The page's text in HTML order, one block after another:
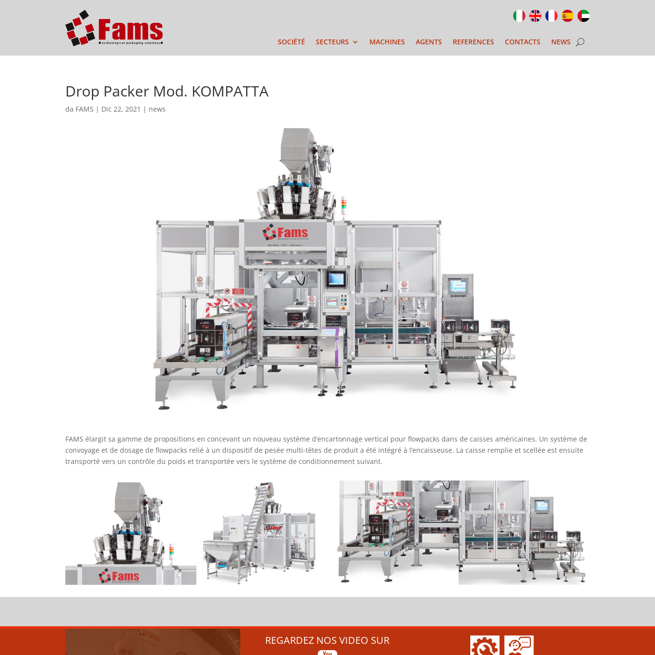
SOCIÉTÉ SECTEURS MACHINES AGENTS REFERENCES CONTACTS NEWS
Drop Packer Mod. KOMPATTA
da FAMS | Dic 22, 2021 | news
FAMS élargit sa gamme de propositions en concevant un nouveau système d’encartonnage vertical pour flowpacks dans de caisses américaines. Un système de
convoyage et de dosage de flowpacks relié à un dispositif de pesée multi-têtes de produit a été intégré à l’encaisseuse. La caisse remplie et scellée est ensuite
transporté vers un contrôle du poids et transportée vers le système de conditionnement suivant.
REGARDEZ NOS VIDEO SUR